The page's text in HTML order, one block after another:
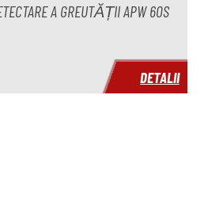
A GREUTĂȚII APW 60S
DETALII